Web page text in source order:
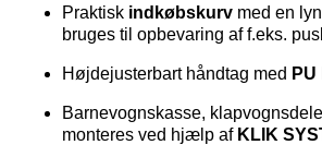
Praktisk indkøbskurv med en
bruges til opbevaring af f.eks.
Højdejusterbart håndtag med
Barnevognskasse,
monteres ved hjælp af KLIK